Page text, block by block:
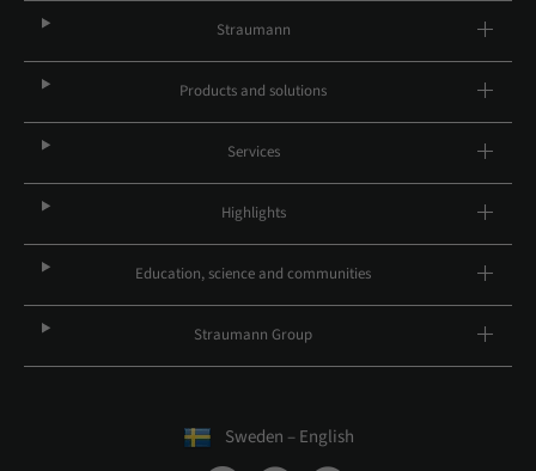
Straumann
Products and solutions
Services
Highlights
Education, science and communities
Straumann Group
Sweden – English